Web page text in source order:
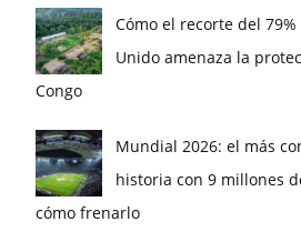
Cómo el recorte del
Unido amenaza la
Congo
Mundial 2026: el más
historia con 9 millones
cómo frenarlo